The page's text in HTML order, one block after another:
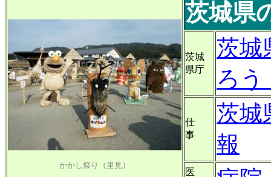
かかし祭り（里見）
茨城県
茨城
県庁
茨城
ろう
仕
事
茨城
報
医